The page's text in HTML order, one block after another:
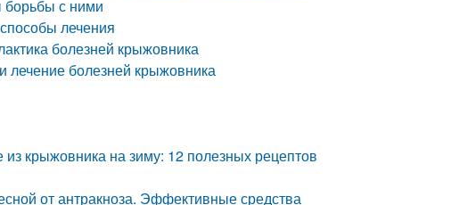
борьбы с ними
лечения
болезней крыжовника
лечение болезней крыжовника
крыжовника на зиму: 12 полезных рецептов
от антракноза. Эффективные средства